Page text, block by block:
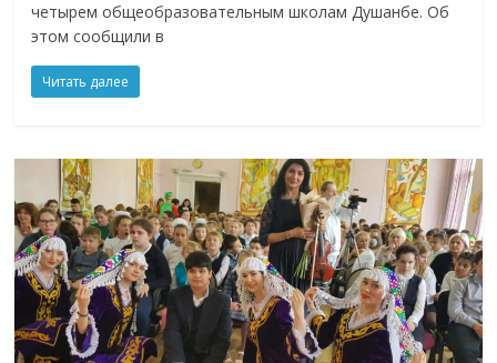
четырем общеобразовательным школам Душанбе. Об
этом сообщили в
Читать далее